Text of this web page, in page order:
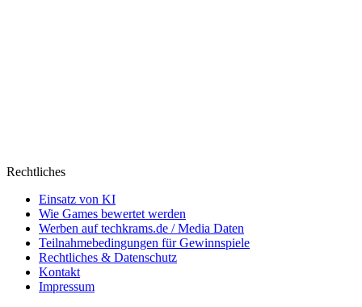
Rechtliches
Einsatz von KI
Wie Games bewertet werden
Werben auf techkrams.de / Media Daten
Teilnahmebedingungen für Gewinnspiele
Rechtliches & Datenschutz
Kontakt
Impressum